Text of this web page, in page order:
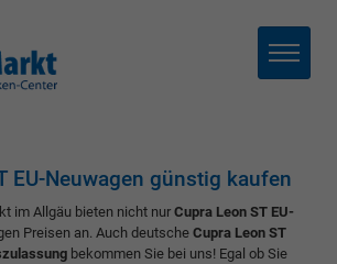
Menü
EU-Neuwagen günstig kaufen
im Allgäu bieten nicht nur Cupra Leon ST EU-
Preisen an. Auch deutsche Cupra Leon ST
bekommen Sie bei uns! Egal ob Sie